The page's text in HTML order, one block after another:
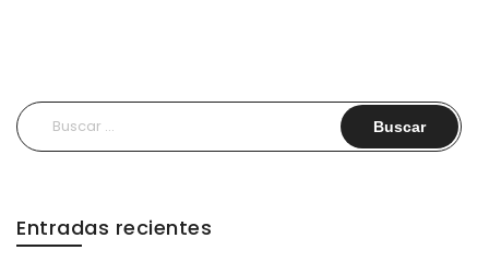
Buscar:
Entradas recientes